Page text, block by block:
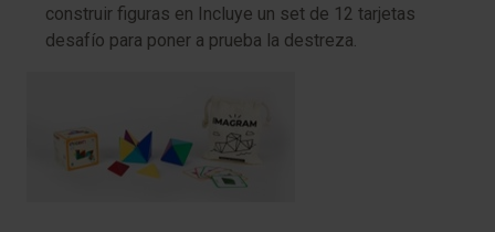
construir figuras en Incluye un set de 12 tarjetas
desafío para poner a prueba la destreza.